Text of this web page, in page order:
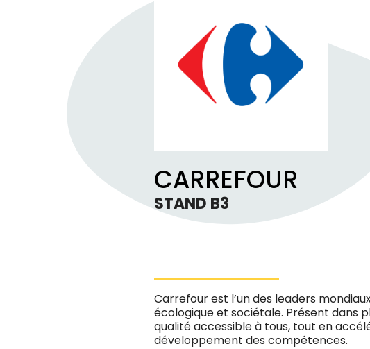
CARREFOUR
STAND B3
Carrefour est l’un des leaders
écologique et sociétale. Présent dans
qualité accessible à tous, tout en
développement des compétences.